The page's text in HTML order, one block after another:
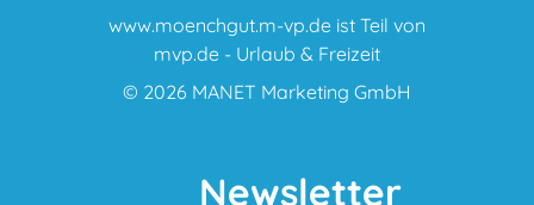
www.moenchgut.m-vp.de ist Teil von
mvp.de - Urlaub & Freizeit
© 2026 MANET Marketing GmbH
Newsletter